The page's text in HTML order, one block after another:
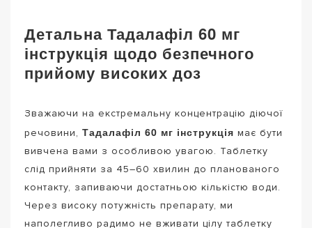
Детальна Тадалафіл 60 мг
інструкція щодо безпечного
прийому високих доз
Зважаючи на екстремальну концентрацію діючої
речовини, Тадалафіл 60 мг інструкція має бути
вивчена вами з особливою увагою. Таблетку
слід прийняти за 45–60 хвилин до планованого
контакту, запиваючи достатньою кількістю води.
Через високу потужність препарату, ми
наполегливо радимо не вживати цілу таблетку